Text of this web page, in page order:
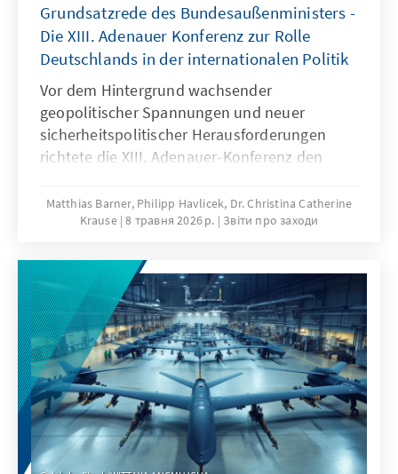
Grundsatzrede des Bundesaußenministers -
Die XIII. Adenauer Konferenz zur Rolle
Deutschlands in der internationalen Politik
Vor dem Hintergrund wachsender
geopolitischer Spannungen und neuer
sicherheitspolitischer Herausforderungen
richtete die XIII. Adenauer-Konferenz den
und die zukünftige strategische Ausrichtung
deutscher Außenpolitik. Zugleich markierte
Johann Wadephul und bot Anlass für eine
außenpolitische Grundsatzrede.
Matthias Barner, Philipp Havlicek, Dr. Christina Catherine
Krause 8 травня 2026 р. Звіти про заходи